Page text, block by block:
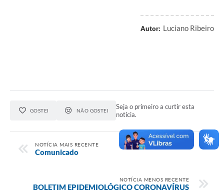
Autor: Luciano Ribeiro
GOSTEI NÃO GOSTEI
Seja o primeiro a curtir esta
notícia.
NOTÍCIA MAIS RECENTE
Comunicado
NOTÍCIA MENOS RECENTE
BOLETIM EPIDEMIOLÓGICO CORONAVÍRUS